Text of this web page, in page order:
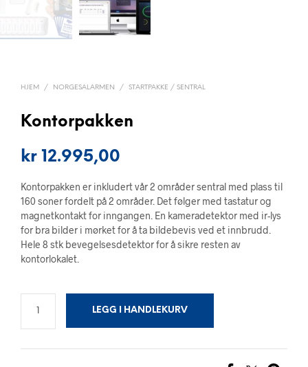
HJEM / NORGESALARMEN / STARTPAKKE / SENTRAL
Kontorpakken
kr 12.995,00
Kontorpakken er inkludert vår 2 områder sentral med plass til
160 soner fordelt på 2 områder. Det følger med tastatur og
magnetkontakt for inngangen. En kameradetektor med ir-lys
for bra bilder i mørket for å ta bildebevis ved et innbrudd.
Hele 8 stk bevegelsesdetektor for å sikre resten av
kontorlokalet.
LEGG I HANDLEKURV